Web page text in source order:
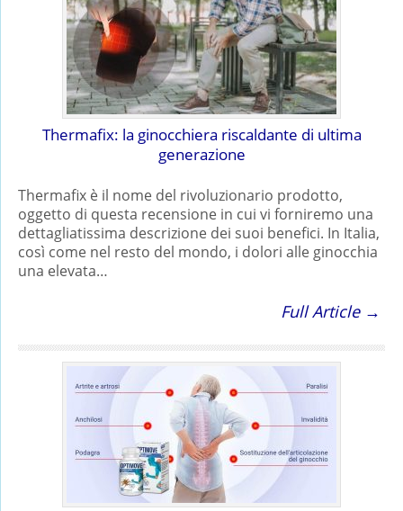
Thermafix: la ginocchiera riscaldante di ultima
generazione
Thermafix è il nome del rivoluzionario prodotto,
oggetto di questa recensione in cui vi forniremo una
dettagliatissima descrizione dei suoi benefici. In Italia,
così come nel resto del mondo, i dolori alle ginocchia
una elevata…
Full Article →